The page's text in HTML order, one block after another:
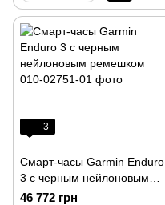
3
Смарт-часы Garmin Enduro
3 с черным нейлоновым
ремешком
46 772 грн